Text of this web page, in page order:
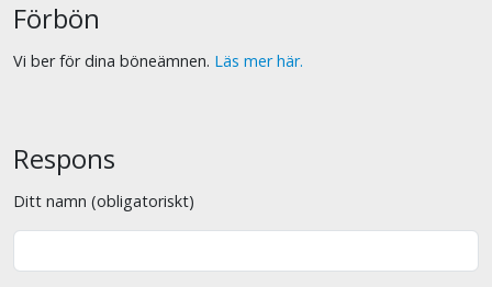
Förbön
Vi ber för dina böneämnen. Läs mer här.
Respons
Ditt namn (obligatoriskt)